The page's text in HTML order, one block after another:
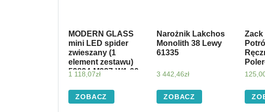
MODERN GLASS
mini LED spider
zwieszany (1
element zestawu)
59894-M927-W1-00-
1 118,07zł
ZOBACZ
Narożnik Lakchos
Monolith 38 Lewy
61335
3 442,46zł
ZOBACZ
Zack